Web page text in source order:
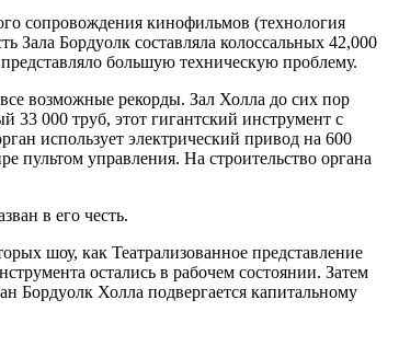
сопровождения кинофильмов (технология
Зала Бордуолк составляла колоссальных 42,000
большую техническую проблему.
возможные рекорды. Зал Холла до сих пор
000 труб, этот гигантский инструмент с
использует электрический привод на 600
пультом управления. На строительство органа
в его честь.
шоу, как Театрализованное представление
остались в рабочем состоянии. Затем
Бордуолк Холла подвергается капитальному